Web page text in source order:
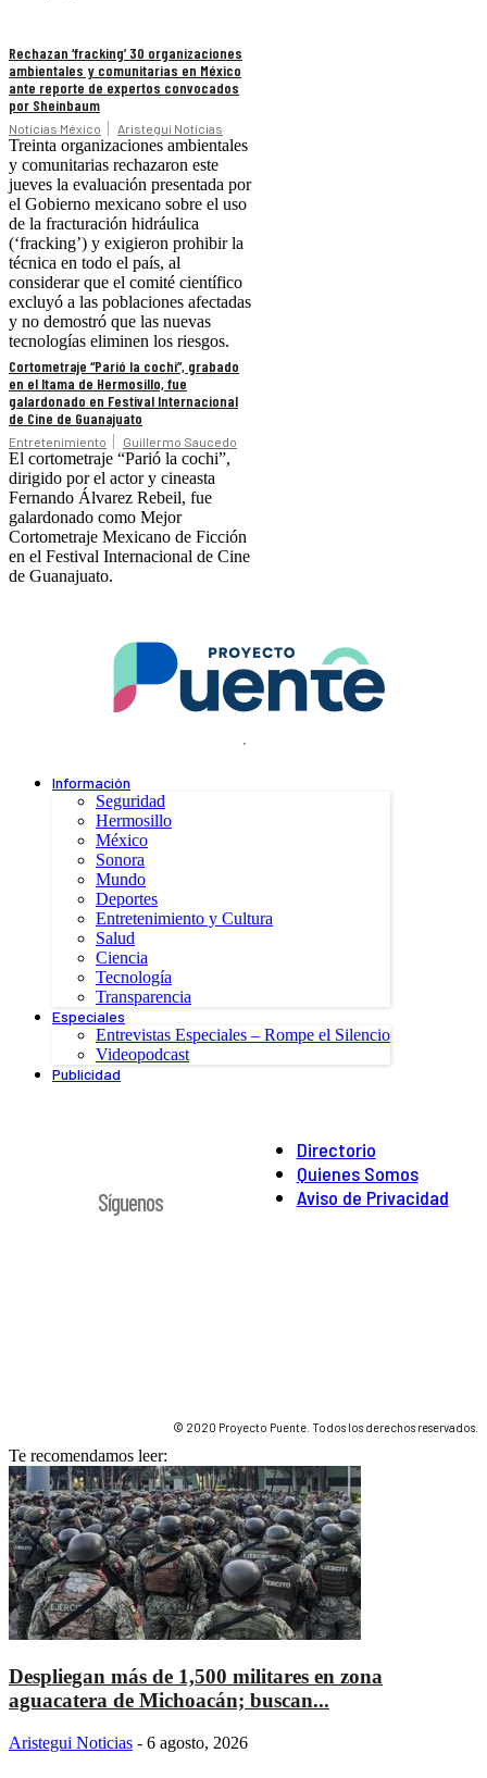
Rechazan ‘fracking’ 30 organizaciones
ambientales y comunitarias en México
ante reporte de expertos convocados
por Sheinbaum
Noticias México Aristegui Noticias
Treinta organizaciones ambientales
y comunitarias rechazaron este
jueves la evaluación presentada por
el Gobierno mexicano sobre el uso
de la fracturación hidráulica
(‘fracking’) y exigieron prohibir la
técnica en todo el país, al
considerar que el comité científico
excluyó a las poblaciones afectadas
y no demostró que las nuevas
tecnologías eliminen los riesgos.
Cortometraje “Parió la cochi”, grabado
en el Itama de Hermosillo, fue
galardonado en Festival Internacional
de Cine de Guanajuato
Entretenimiento Guillermo Saucedo
El cortometraje “Parió la cochi”,
dirigido por el actor y cineasta
Fernando Álvarez Rebeil, fue
galardonado como Mejor
Cortometraje Mexicano de Ficción
en el Festival Internacional de Cine
de Guanajuato.
.
Información
Seguridad
Hermosillo
México
Sonora
Mundo
Deportes
Entretenimiento y Cultura
Salud
Ciencia
Tecnología
Transparencia
Especiales
Entrevistas Especiales – Rompe el Silencio
Videopodcast
Publicidad
Directorio
Quienes Somos
Aviso de Privacidad
Síguenos
© 2020 Proyecto Puente. Todos los derechos reservados.
Te recomendamos leer:
Despliegan más de 1,500 militares en zona
aguacatera de Michoacán; buscan...
Aristegui Noticias - 6 agosto, 2026